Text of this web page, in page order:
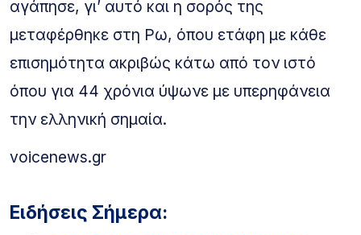
αγάπησε, γι’ αυτό και η σορός της
μεταφέρθηκε στη Ρω, όπου ετάφη με κάθε
επισημότητα ακριβώς κάτω από τον ιστό
όπου για 44 χρόνια ύψωνε με υπερηφάνεια
την ελληνική σημαία.
voicenews.gr
Ειδήσεις Σήμερα: